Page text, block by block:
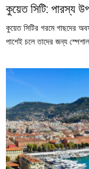
কুয়েত সিটি: পারস্য
কুয়েত সিটির গরমে গাছদের
পাশেই চলে তাদের জন্য